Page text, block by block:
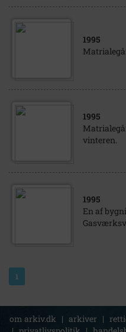
1995
1995
vinteren.
1995
En af
1
om arkiv.dk | arkiver |